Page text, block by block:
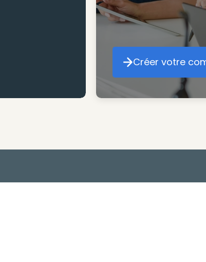
Créer votre